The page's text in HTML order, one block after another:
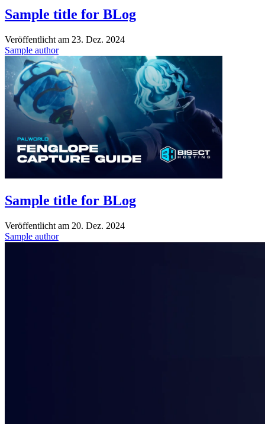
Sample title for BLog
Veröffentlicht am 23. Dez. 2024
Sample author
Sample title for BLog
Veröffentlicht am 20. Dez. 2024
Sample author